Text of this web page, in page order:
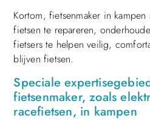
Kortom, fietsenmaker in kampen
fietsen te repareren,
fietsers te helpen veilig,
blijven fietsen.
Speciale
fietsenmaker, zoals
racefietsen, in kampen